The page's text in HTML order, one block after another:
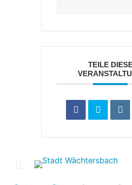
TEILE